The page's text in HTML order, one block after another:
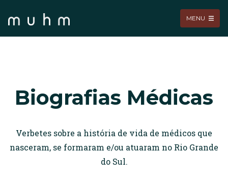
MENU
Biografias Médicas
Verbetes sobre a história de vida de médicos que
nasceram, se formaram e/ou atuaram no Rio Grande
do Sul.